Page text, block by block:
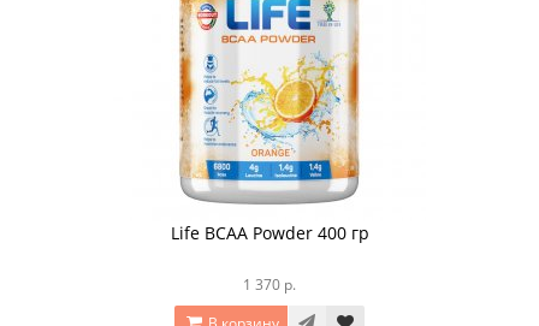
Life BCAA Powder 400 гр
1 370 р.